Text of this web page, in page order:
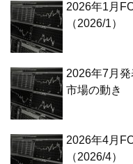
2026年1月
（2026/1）
2026年7月
市場の動き
2026年4月
（2026/4）